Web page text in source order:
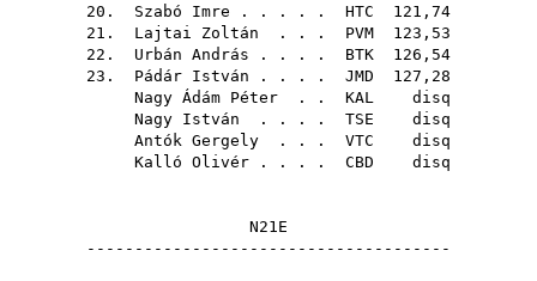
20. Szabó Imre . . . . . HTC 121,74
21. Lajtai Zoltán . . . PVM 123,53
22. Urbán András . . . . BTK 126,54
23. Pádár István . . . . JMD 127,28
Nagy Ádám Péter . . KAL disq
Nagy István . . . . TSE disq
Antók Gergely . . . VTC disq
Kalló Olivér . . . . CBD disq
N21E
--------------------------------------